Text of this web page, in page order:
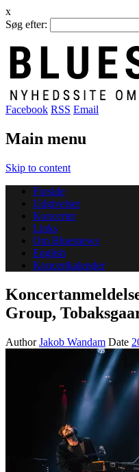
x
Søg efter:
Facebook RSS Email
Main menu
Skip to content
Forside
Udgivelser
Koncerter
Links
Om Bluesnews
English
Koncertkalender
Group,
AuthorJakob Wandam Date